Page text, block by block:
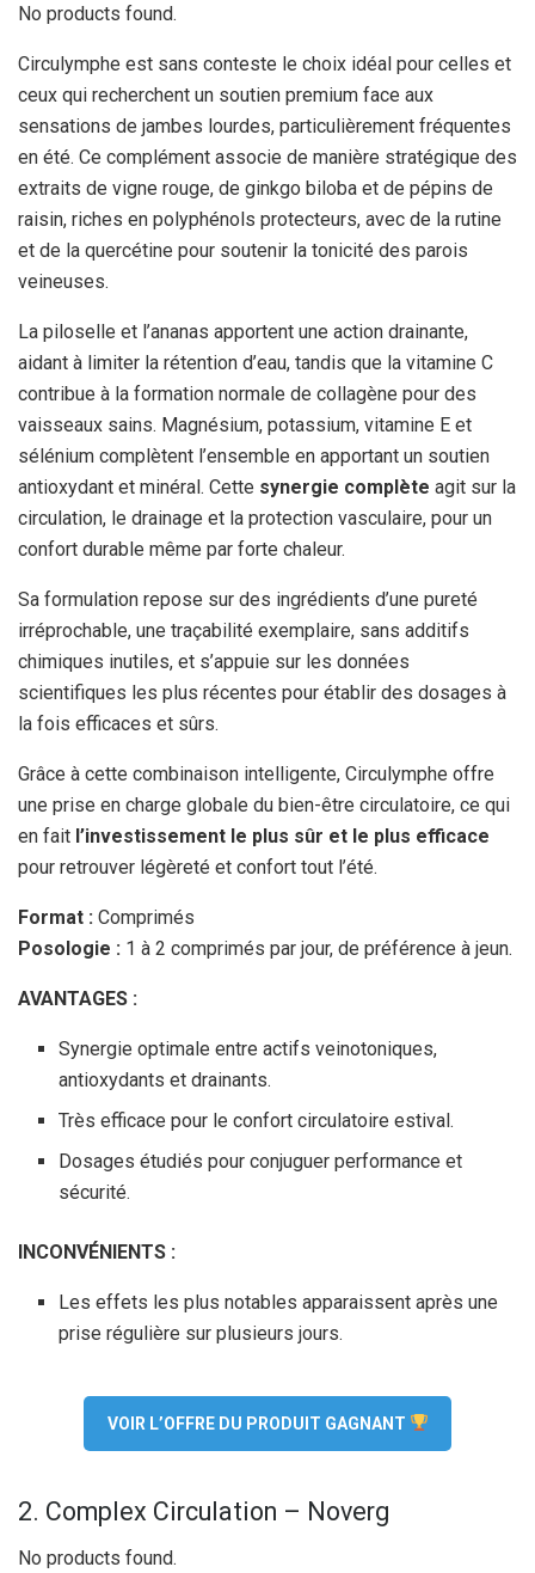
No products found.
Circulymphe est sans conteste le choix idéal pour celles et
ceux qui recherchent un soutien premium face aux
sensations de jambes lourdes, particulièrement fréquentes
en été. Ce complément associe de manière stratégique des
extraits de vigne rouge, de ginkgo biloba et de pépins de
raisin, riches en polyphénols protecteurs, avec de la rutine
et de la quercétine pour soutenir la tonicité des parois
veineuses.
La piloselle et l’ananas apportent une action drainante,
aidant à limiter la rétention d’eau, tandis que la vitamine C
contribue à la formation normale de collagène pour des
vaisseaux sains. Magnésium, potassium, vitamine E et
sélénium complètent l’ensemble en apportant un soutien
antioxydant et minéral. Cette synergie complète agit sur la
circulation, le drainage et la protection vasculaire, pour un
confort durable même par forte chaleur.
Sa formulation repose sur des ingrédients d’une pureté
irréprochable, une traçabilité exemplaire, sans additifs
chimiques inutiles, et s’appuie sur les données
scientifiques les plus récentes pour établir des dosages à
la fois efficaces et sûrs.
Grâce à cette combinaison intelligente, Circulymphe offre
une prise en charge globale du bien-être circulatoire, ce qui
en fait l’investissement le plus sûr et le plus efficace
pour retrouver légèreté et confort tout l’été.
Format : Comprimés
Posologie : 1 à 2 comprimés par jour, de préférence à jeun.
AVANTAGES :
Synergie optimale entre actifs veinotoniques,
antioxydants et drainants.
Très efficace pour le confort circulatoire estival.
Dosages étudiés pour conjuguer performance et
sécurité.
INCONVÉNIENTS :
Les effets les plus notables apparaissent après une
prise régulière sur plusieurs jours.
VOIR L’OFFRE DU PRODUIT GAGNANT
2. Complex Circulation – Noverg
No products found.